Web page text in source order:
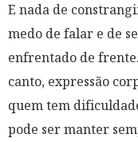
E nada de
medo de falar e de
enfrentado de
canto, expressão
quem tem
pode ser manter